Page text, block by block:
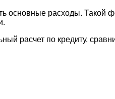
основные расходы. Такой
расчет по кредиту,